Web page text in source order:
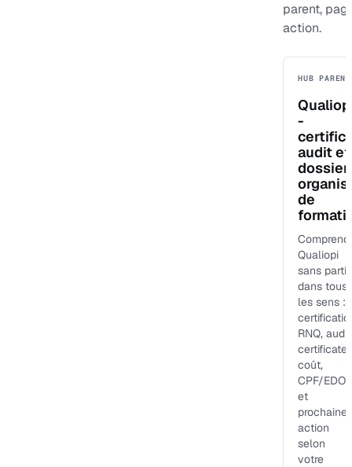
parent,
action.
HUB PARENT
-
audit et
dossier
de
Qualiopi
sans partir
dans tous
les sens :
RNQ, audit,
coût,
CPF/EDOF
et
prochaine
action
selon
votre